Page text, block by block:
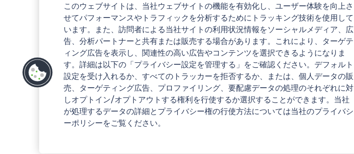
このウェブサイトは、当社ウェブサイトの機能を有効化し、ユーザー体験を向上さ
せてパフォーマンスやトラフィックを分析するためにトラッキング技術を使用して
います。また、訪問者による当社サイトの利用状況情報をソーシャルメディア、広
告、分析パートナーと共有または販売する場合があります。これにより、ターゲテ
ィング広告を表示し、関連性の高い広告やコンテンツを選択できるようになりま
す。詳細は以下の「プライバシー設定を管理する」をご確認ください。デフォルト
設定を受け入れるか、すべてのトラッカーを拒否するか、または、個人データの販
売、ターゲティング広告、プロファイリング、要配慮データの処理のそれぞれに対
しオプトイン/オプトアウトする権利を行使するか選択することができます。当社
が処理するデータの詳細とプライバシー権の行使方法については当社のプライバシ
ーポリシーをご覧ください。